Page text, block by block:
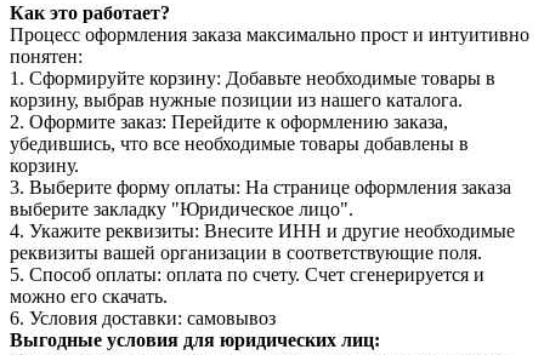
Как это работает?
Процесс оформления заказа максимально прост и интуитивно
понятен:
1. Сформируйте корзину: Добавьте необходимые товары в
корзину, выбрав нужные позиции из нашего каталога.
2. Оформите заказ: Перейдите к оформлению заказа,
убедившись, что все необходимые товары добавлены в
корзину.
3. Выберите форму оплаты: На странице оформления заказа
выберите закладку "Юридическое лицо".
4. Укажите реквизиты: Внесите ИНН и другие необходимые
реквизиты вашей организации в соответствующие поля.
5. Способ оплаты: оплата по счету. Счет сгенерируется и
можно его скачать.
6. Условия доставки: самовывоз
Выгодные условия для юридических лиц: